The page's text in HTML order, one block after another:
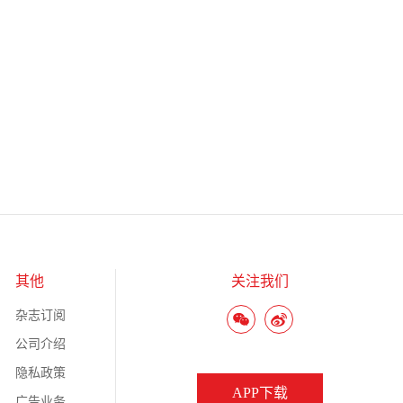
其他
杂志订阅
公司介绍
隐私政策
关注我们
APP下载